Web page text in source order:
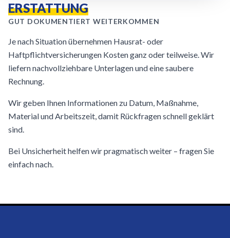
ERSTATTUNG
GUT DOKUMENTIERT WEITERKOMMEN
Je nach Situation übernehmen Hausrat- oder
Haftpflichtversicherungen Kosten ganz oder teilweise. Wir
liefern nachvollziehbare Unterlagen und eine saubere
Rechnung.
Wir geben Ihnen Informationen zu Datum, Maßnahme,
Material und Arbeitszeit, damit Rückfragen schnell geklärt
sind.
Bei Unsicherheit helfen wir pragmatisch weiter – fragen Sie
einfach nach.